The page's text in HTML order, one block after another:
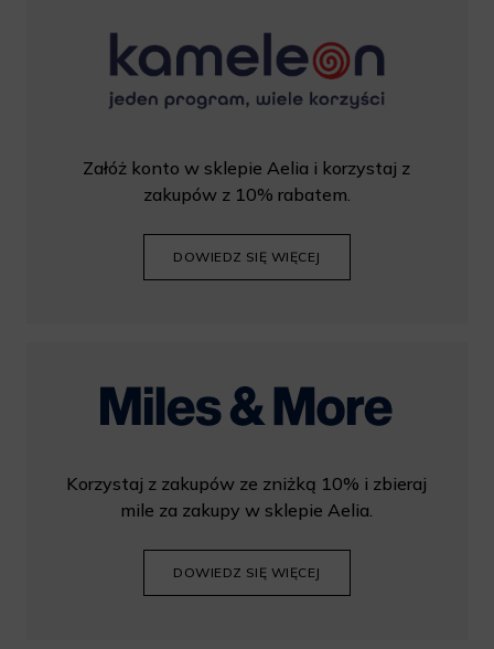
Załóż konto w sklepie Aelia i korzystaj z
zakupów z 10% rabatem.
DOWIEDZ SIĘ WIĘCEJ
Korzystaj z zakupów ze zniżką 10% i zbieraj
mile za zakupy w sklepie Aelia.
DOWIEDZ SIĘ WIĘCEJ